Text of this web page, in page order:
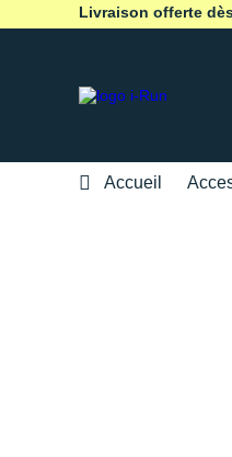
Livraison offerte
Accueil